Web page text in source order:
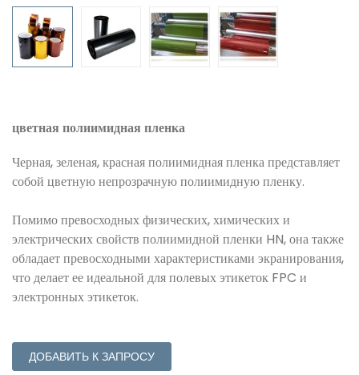
цветная полиимидная пленка
Черная, зеленая, красная полиимидная пленка представляет
собой цветную непрозрачную полиимидную пленку.
Помимо превосходных физических, химических и
электрических свойств полиимидной пленки HN, она также
обладает превосходными характеристиками экранирования,
что делает ее идеальной для полевых этикеток FPC и
электронных этикеток.
ДОБАВИТЬ К ЗАПРОСУ